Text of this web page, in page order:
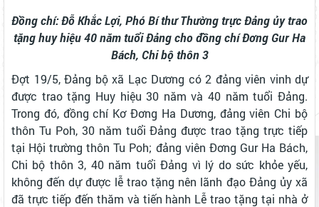
Đồng chí: Đỗ Khắc Lợi, Phó Bí thư Thường trực Đảng ủy trao
tặng huy hiệu 40 năm tuổi Đảng cho đồng chí Đơng Gur Ha
Bách, Chi bộ thôn 3
Đợt 19/5, Đảng bộ xã Lạc Dương có 2 đảng viên vinh dự
được trao tặng Huy hiệu 30 năm và 40 năm tuổi Đảng.
Trong đó, đồng chí Kơ Đơng Ha Dương, đảng viên Chi bộ
thôn Tu Poh, 30 năm tuổi Đảng được trao tặng trực tiếp
tại Hội trường thôn Tu Poh; đảng viên Đơng Gur Ha Bách,
Chi bộ thôn 3, 40 năm tuổi Đảng vì lý do sức khỏe yếu,
không đến dự được lễ trao tặng nên lãnh đạo Đảng ủy xã
đã trực tiếp đến thăm và tiến hành Lễ trao tặng tại nhà ở